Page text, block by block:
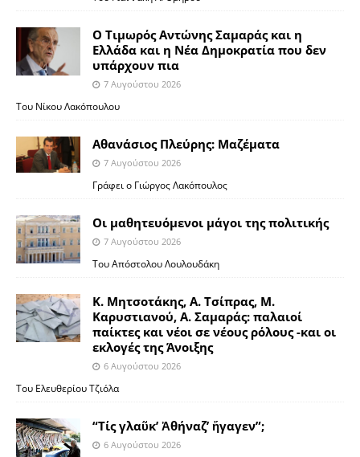
Ο Τιμωρός Αντώνης Σαμαράς και η
Ελλάδα και η Νέα Δημοκρατία που δεν
υπάρχουν πια
7 Αυγούστου 2026
Του Νίκου Λακόπουλου
Αθανάσιος Πλεύρης: Μαζέματα
7 Αυγούστου 2026
Γράφει ο Γιώργος Λακόπουλος
Οι μαθητευόμενοι μάγοι της πολιτικής
7 Αυγούστου 2026
Του Απόστολου Λουλουδάκη
Κ. Μητσοτάκης, Α. Τσίπρας, Μ.
Καρυστιανού, Α. Σαμαράς: παλαιοί
παίκτες και νέοι σε νέους ρόλους -και οι
εκλογές της Άνοιξης
6 Αυγούστου 2026
Του Ελευθερίου Τζιόλα
“Τίς γλαῦκ’ Ἀθήναζ’ ἤγαγεν”;
6 Αυγούστου 2026